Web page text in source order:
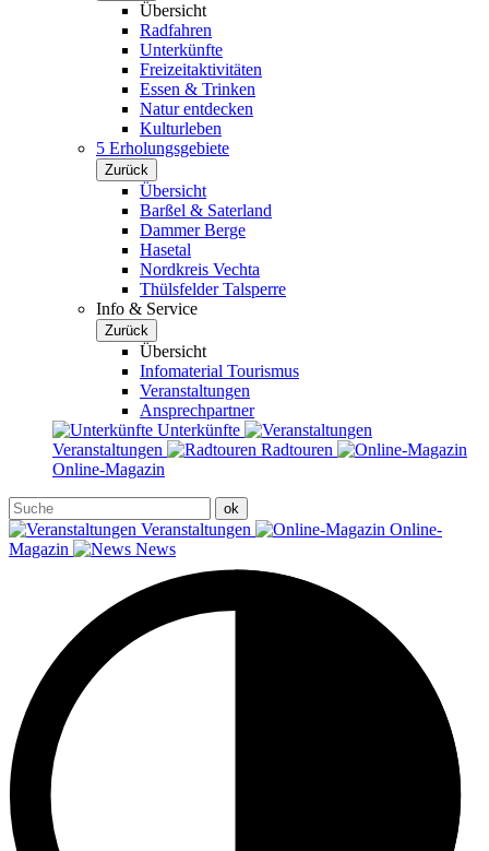
Übersicht
Radfahren
Unterkünfte
Freizeitaktivitäten
Essen & Trinken
Natur entdecken
Kulturleben
5 Erholungsgebiete
Zurück
Übersicht
Barßel & Saterland
Dammer Berge
Hasetal
Nordkreis Vechta
Thülsfelder Talsperre
Info & Service
Zurück
Übersicht
Infomaterial Tourismus
Veranstaltungen
Ansprechpartner
Unterkünfte
Veranstaltungen
Radtouren
Online-Magazin
Veranstaltungen
Online-
Magazin
News